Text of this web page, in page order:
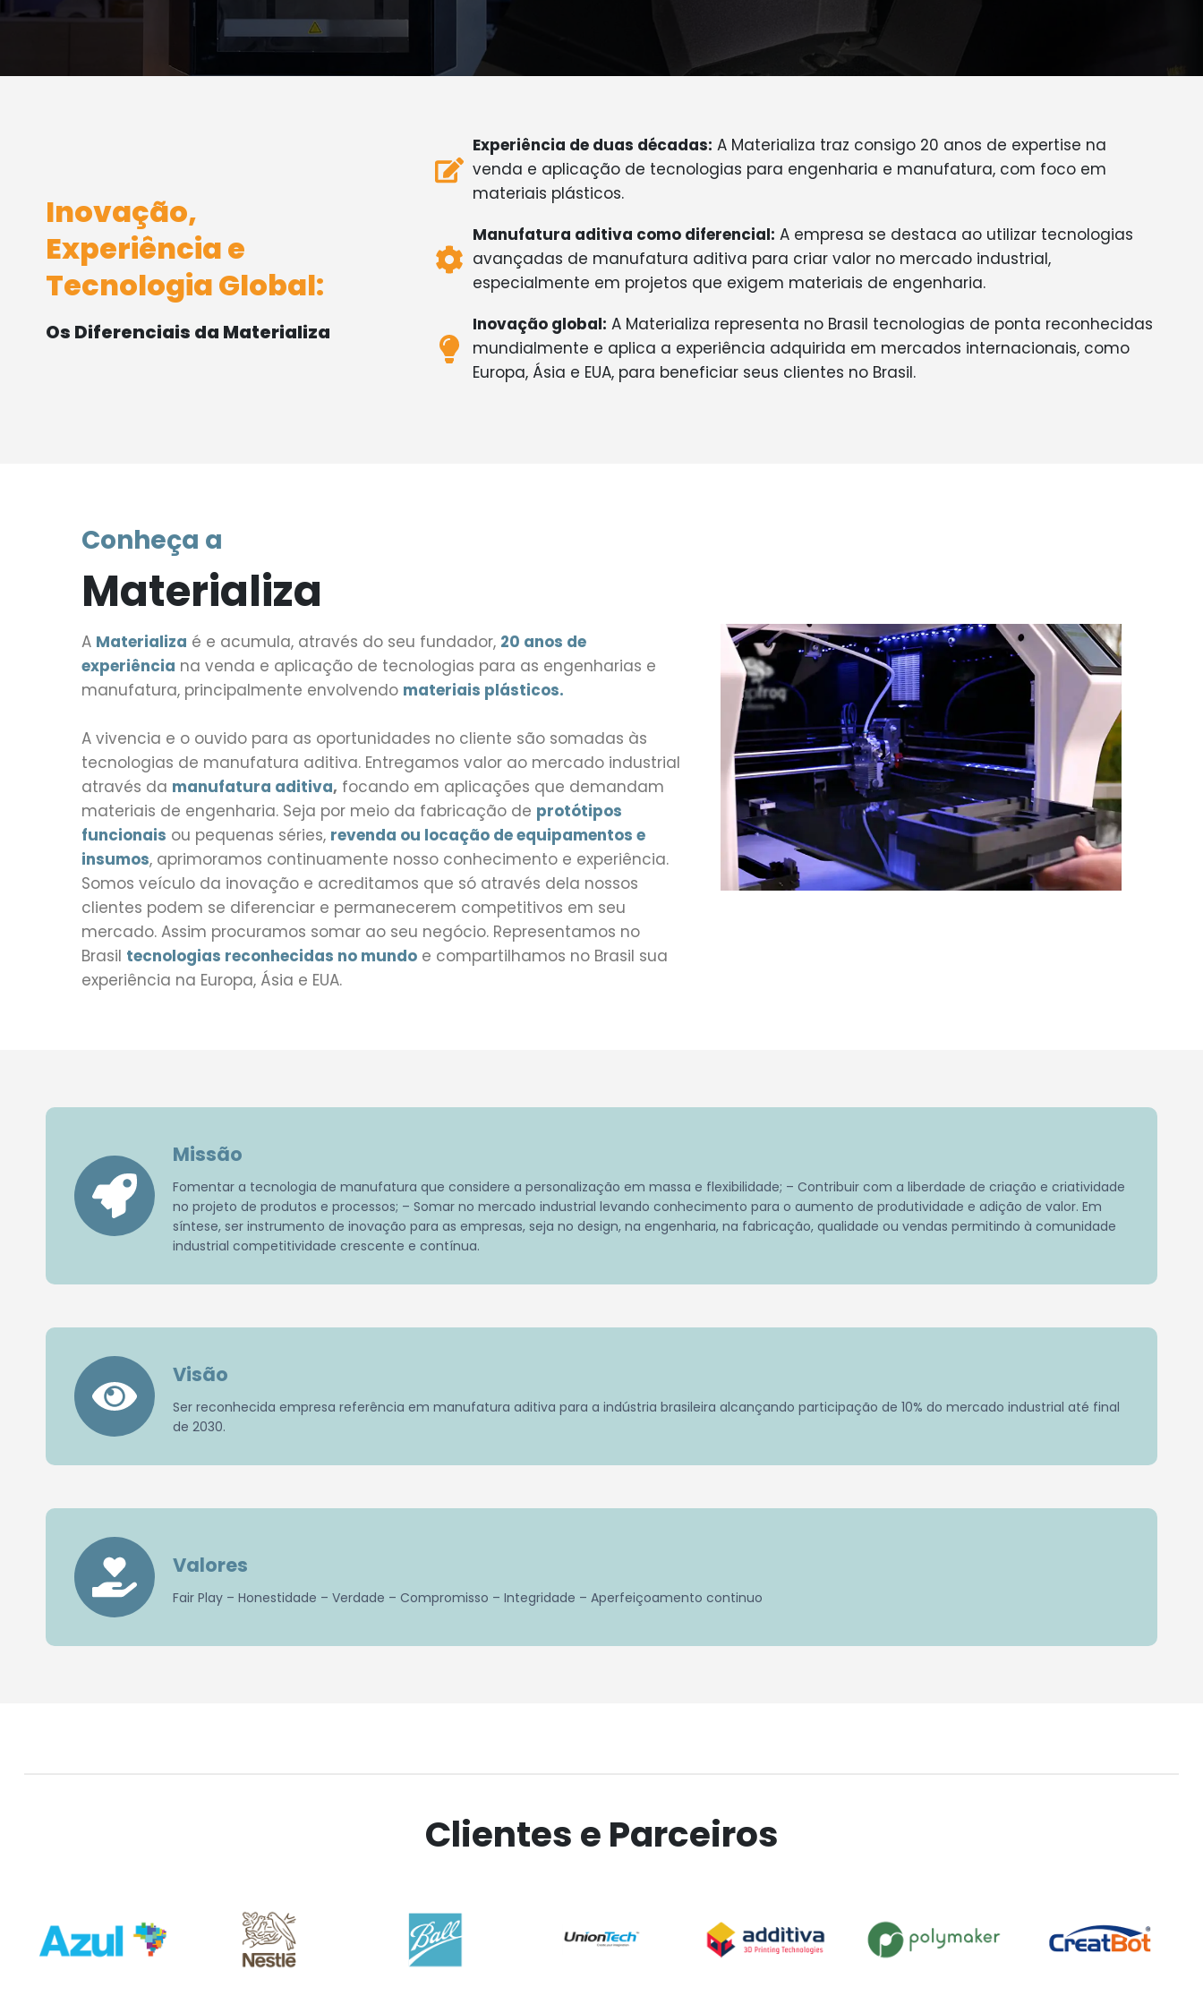
Inovação,
Experiência e
Tecnologia Global:
Os Diferenciais da Materializa
Experiência de duas décadas: A Materializa traz consigo 20 anos de expertise na
venda e aplicação de tecnologias para engenharia e manufatura, com foco em
materiais plásticos.
Manufatura aditiva como diferencial: A empresa se destaca ao utilizar tecnologias
avançadas de manufatura aditiva para criar valor no mercado industrial,
especialmente em projetos que exigem materiais de engenharia.
Inovação global: A Materializa representa no Brasil tecnologias de ponta reconhecidas
mundialmente e aplica a experiência adquirida em mercados internacionais, como
Europa, Ásia e EUA, para beneficiar seus clientes no Brasil.
Conheça a
Materializa
A Materializa é e acumula, através do seu fundador, 20 anos de
experiência na venda e aplicação de tecnologias para as engenharias e
manufatura, principalmente envolvendo materiais plásticos.
A vivencia e o ouvido para as oportunidades no cliente são somadas às
tecnologias de manufatura aditiva. Entregamos valor ao mercado industrial
através da manufatura aditiva, focando em aplicações que demandam
materiais de engenharia. Seja por meio da fabricação de protótipos
funcionais ou pequenas séries, revenda ou locação de equipamentos e
insumos, aprimoramos continuamente nosso conhecimento e experiência.
Somos veículo da inovação e acreditamos que só através dela nossos
clientes podem se diferenciar e permanecerem competitivos em seu
mercado. Assim procuramos somar ao seu negócio. Representamos no
Brasil tecnologias reconhecidas no mundo e compartilhamos no Brasil sua
experiência na Europa, Ásia e EUA.
Missão
Fomentar a tecnologia de manufatura que considere a personalização em massa e flexibilidade; – Contribuir com a liberdade de criação e criatividade
no projeto de produtos e processos; – Somar no mercado industrial levando conhecimento para o aumento de produtividade e adição de valor. Em
síntese, ser instrumento de inovação para as empresas, seja no design, na engenharia, na fabricação, qualidade ou vendas permitindo à comunidade
industrial competitividade crescente e contínua.
Visão
Ser reconhecida empresa referência em manufatura aditiva para a indústria brasileira alcançando participação de 10% do mercado industrial até final
de 2030.
Valores
Fair Play – Honestidade – Verdade – Compromisso – Integridade – Aperfeiçoamento continuo
Clientes e Parceiros